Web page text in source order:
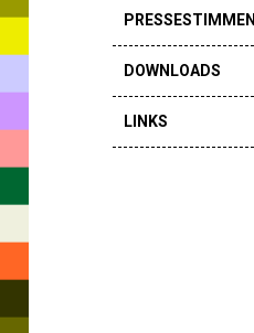
PRESSESTIMMEN
DOWNLOADS
LINKS